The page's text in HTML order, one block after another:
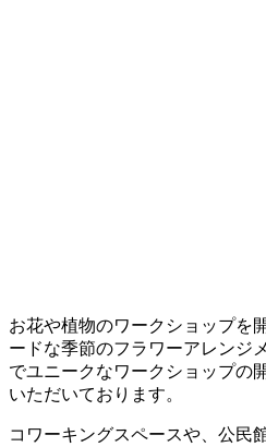
お花や植物のワークショップを
ードな季節のフラワーアレンジ
でユニークなワークショップの
いただいております。
コワーキングスペースや、公民